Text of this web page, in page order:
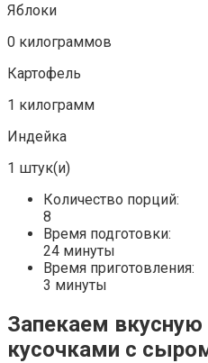
Яблоки
0 килограммов
Картофель
1 килограмм
Индейка
1 штук(и)
Количество порций:
8
Время подготовки:
24 минуты
Время приготовления:
3 минуты
Запекаем вкусную
кусочками с